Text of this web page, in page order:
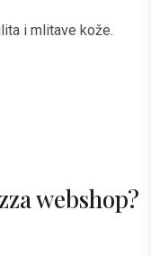
i mlitave kože.
webshop?